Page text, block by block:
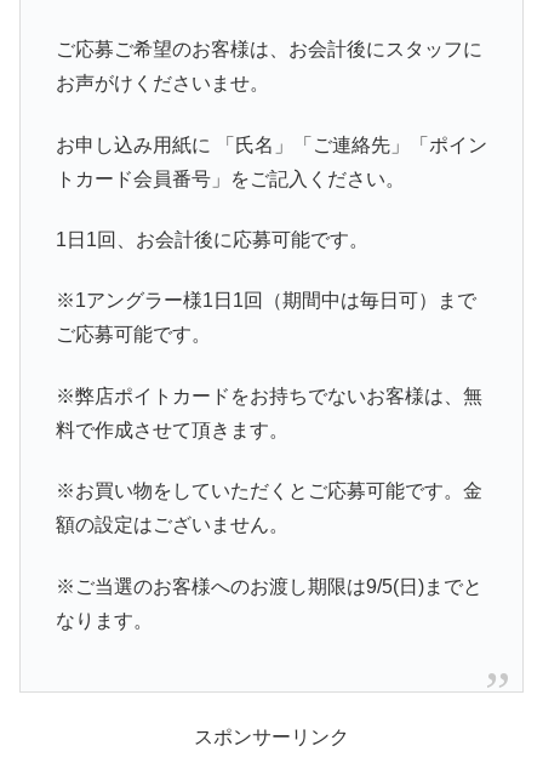
ご応募ご希望のお客様は、お会計後にスタッフに
お声がけくださいませ。
お申し込み用紙に 「氏名」「ご連絡先」「ポイン
トカード会員番号」をご記入ください。
1日1回、お会計後に応募可能です。
※1アングラー様1日1回（期間中は毎日可）まで
ご応募可能です。
※弊店ポイトカードをお持ちでないお客様は、無
料で作成させて頂きます。
※お買い物をしていただくとご応募可能です。金
額の設定はございません。
※ご当選のお客様へのお渡し期限は9/5(日)までと
なります。
スポンサーリンク